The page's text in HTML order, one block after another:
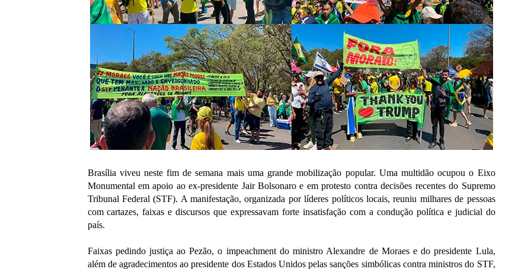
Brasília viveu neste fim de semana mais uma grande mobilização popular. Uma multidão ocupou o Eixo
Monumental em apoio ao ex-presidente Jair Bolsonaro e em protesto contra decisões recentes do Supremo
Tribunal Federal (STF). A manifestação, organizada por líderes políticos locais, reuniu milhares de pessoas
com cartazes, faixas e discursos que expressavam forte insatisfação com a condução política e judicial do
país.
Faixas pedindo justiça ao Pezão, o impeachment do ministro Alexandre de Moraes e do presidente Lula,
além de agradecimentos ao presidente dos Estados Unidos pelas sanções simbólicas contra ministros do STF,